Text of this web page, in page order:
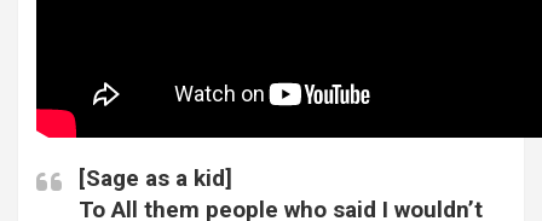
[Sage as a kid]
To All them people who said I wouldn’t